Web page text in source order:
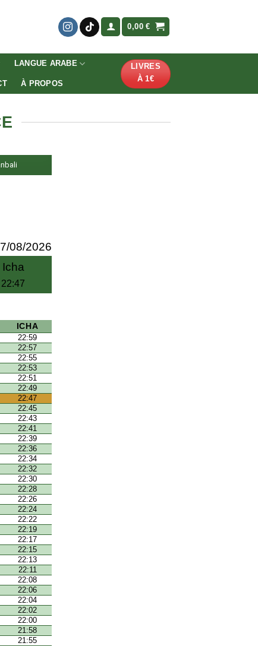
0,00€
LANGUE ARABE
À PROPOS
LIVRES
À 1€
08/2026
Icha
22:47
ICHA
22:59
22:57
22:55
22:53
22:51
22:49
22:47
22:45
22:43
22:41
22:39
22:36
22:34
22:32
22:30
22:28
22:26
22:24
22:22
22:19
22:17
22:15
22:13
22:11
22:08
22:06
22:04
22:02
22:00
21:58
21:55